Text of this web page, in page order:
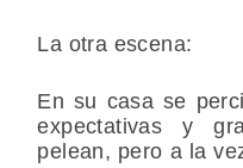
La otra escena:
En su casa se
expectativas y
pelean, pero a la